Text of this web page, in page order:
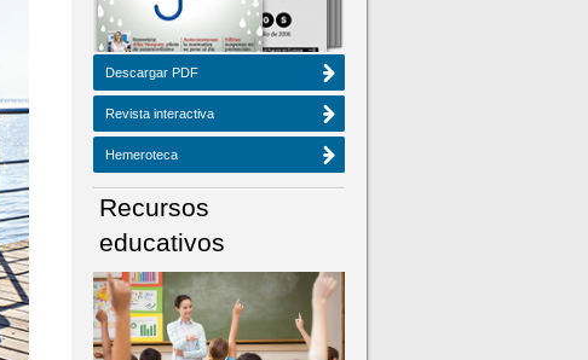
Descargar PDF
Revista interactiva
Hemeroteca
Recursos
educativos